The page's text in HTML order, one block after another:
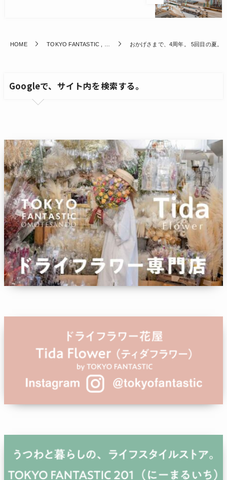
HOME TOKYO FANTASTIC , … おかげさまで、4周年。 5回目の夏。
Googleで、サイト内を検索する。